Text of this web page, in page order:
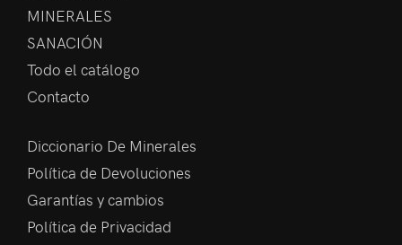
MINERALES
SANACIÓN
Todo el catálogo
Contacto
Diccionario De Minerales
Política de Devoluciones
Garantías y cambios
Política de Privacidad